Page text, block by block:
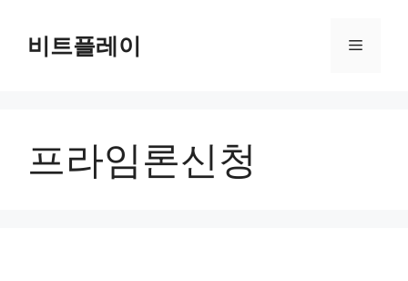
비트플레이 메
프라임론신청